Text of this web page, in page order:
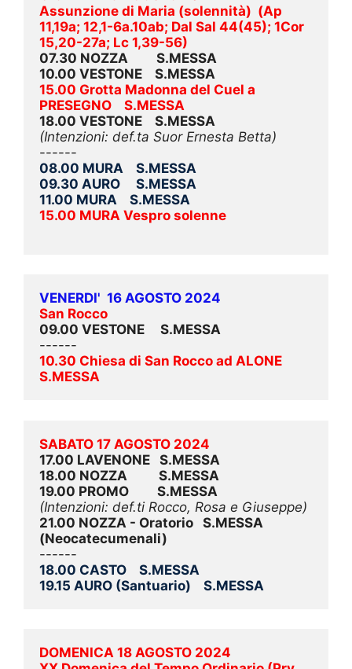
Assunzione di Maria (solennità)  (Ap
11,19a; 12,1-6a.10ab; Dal Sal 44(45); 1Cor
15,20-27a; Lc 1,39-56)
07.30 NOZZA         S.MESSA
10.00 VESTONE    S.MESSA
15.00 Grotta Madonna del Cuel a
PRESEGNO    S.MESSA
18.00 VESTONE    S.MESSA
(Intenzioni: def.ta Suor Ernesta Betta)
------
08.00 MURA    S.MESSA
09.30 AURO     S.MESSA
11.00 MURA    S.MESSA
15.00 MURA Vespro solenne
VENERDI'  16 AGOSTO 2024
San Rocco
09.00 VESTONE     S.MESSA
------
10.30 Chiesa di San Rocco ad ALONE
S.MESSA
SABATO 17 AGOSTO 2024
17.00 LAVENONE   S.MESSA
18.00 NOZZA          S.MESSA
19.00 PROMO         S.MESSA
(Intenzioni: def.ti Rocco, Rosa e Giuseppe)
21.00 NOZZA - Oratorio   S.MESSA
(Neocatecumenali)
------
18.00 CASTO    S.MESSA
19.15 AURO (Santuario)    S.MESSA
DOMENICA 18 AGOSTO 2024